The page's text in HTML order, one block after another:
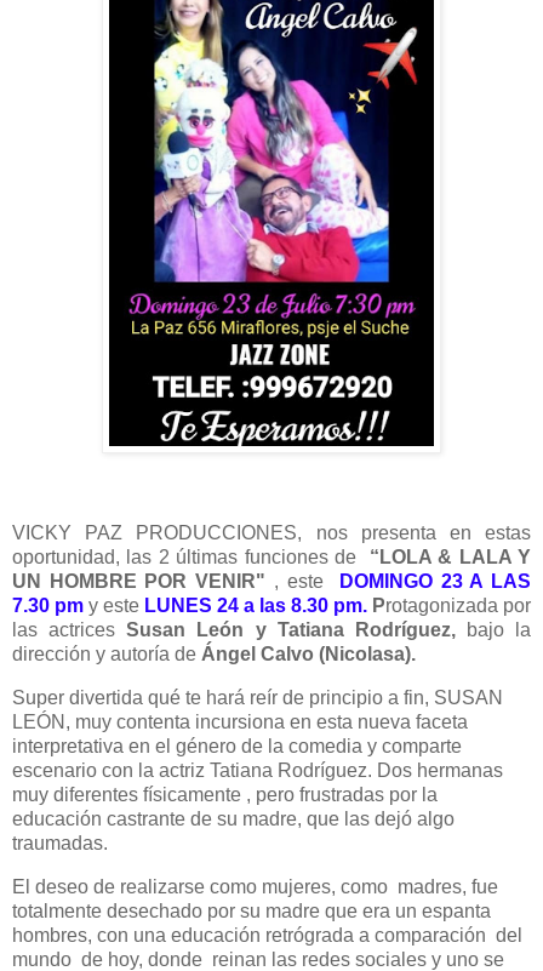
VICKY PAZ PRODUCCIONES, nos presenta en estas
oportunidad, las 2 últimas funciones de
“LOLA & LALA Y
UN HOMBRE POR VENIR" , este DOMINGO 23A LAS
7.30 pm y este LUNES 24 a las 8.30 pm. Protagonizada por
las actricesSusan León y Tatiana Rodríguez,
bajo la
dirección y autoría de Ángel Calvo (Nicolasa).
Super divertida qué te hará reír de principio a fin, SUSAN
LEÓN, muy contenta incursiona en esta nueva faceta
interpretativa en el género de la comedia y comparte
escenario con la actriz Tatiana Rodríguez. Dos hermanas
muy diferentes físicamente , pero frustradas por la
educación castrante de su madre, que las dejó algo
traumadas.
El deseo de realizarse como mujeres, como madres, fue
totalmente desechado por su madre que era un espanta
hombres, con una educación retrógrada a comparación del
mundo de hoy, donde reinan las redes sociales y uno se